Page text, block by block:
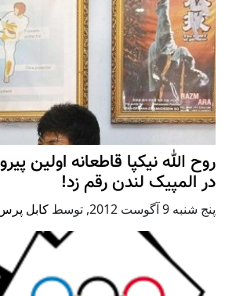
روح الله نیکپا قاطعانه اولین
در المپیک لندن رقم زد!
پنج شنبه 9 آگوست 2012 , توسط کابل